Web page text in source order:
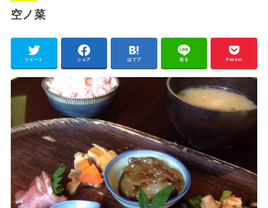
空ノ菜
ツイート シェア はてブ 送る Pocket